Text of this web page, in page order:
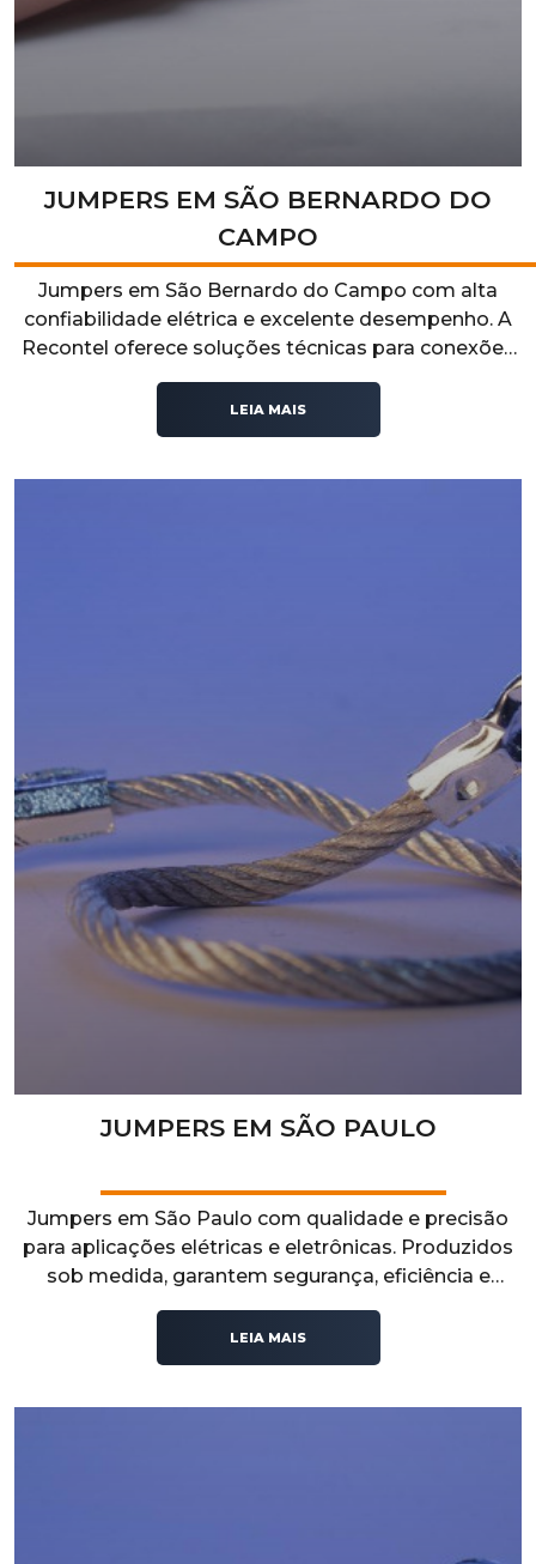
JUMPERS EM SÃO BERNARDO DO
CAMPO
Jumpers em São Bernardo do Campo com alta
confiabilidade elétrica e excelente desempenho. A
Recontel oferece soluções técnicas para conexões
industriais e elétricas.
LEIA MAIS
JUMPERS EM SÃO PAULO
Jumpers em São Paulo com qualidade e precisão
para aplicações elétricas e eletrônicas. Produzidos
sob medida, garantem segurança, eficiência e
durabilidade. Solicite um orçamento e encontre a
solução ideal para o seu projeto!
LEIA MAIS